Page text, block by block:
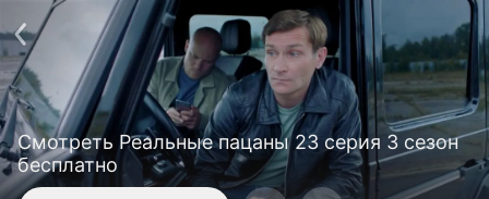
Смотреть Реальные пацаны 23 серия 3 сезон
бесплатно
Телефон поддержки:+7 (727) 323 10 92
Пользовательское соглашение
Политика конфиденциальности
Открыть приложение
Ввести промокод